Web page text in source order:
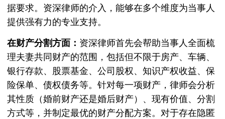
据要求。资深律师的介入，能够在多个维度为当事人
提供强有力的专业支持。
在财产分割方面： 资深律师首先会帮助当事人全面梳
理夫妻共同财产的范围，包括但不限于房产、车辆、
银行存款、股票基金、公司股权、知识产权收益、保
险保单、债权债务等。针对每一项财产，律师会分析
其性质（婚前财产还是婚后财产）、现有价值、分割
方式等，并制定最优的财产分配方案。对于存在隐匿